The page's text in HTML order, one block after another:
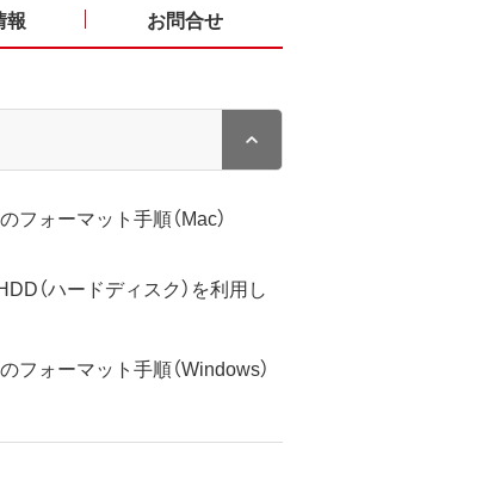
報 お問合せ
フォーマット手順（Mac）
（ハードディスク）を利用し
フォーマット手順（Windows）